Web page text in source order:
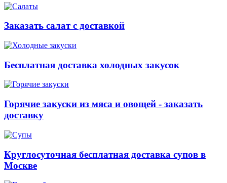
Заказать салат с доставкой
Бесплатная доставка холодных закусок
Горячие закуски из мяса и овощей - заказать
доставку
Круглосуточная бесплатная доставка супов в
Москве